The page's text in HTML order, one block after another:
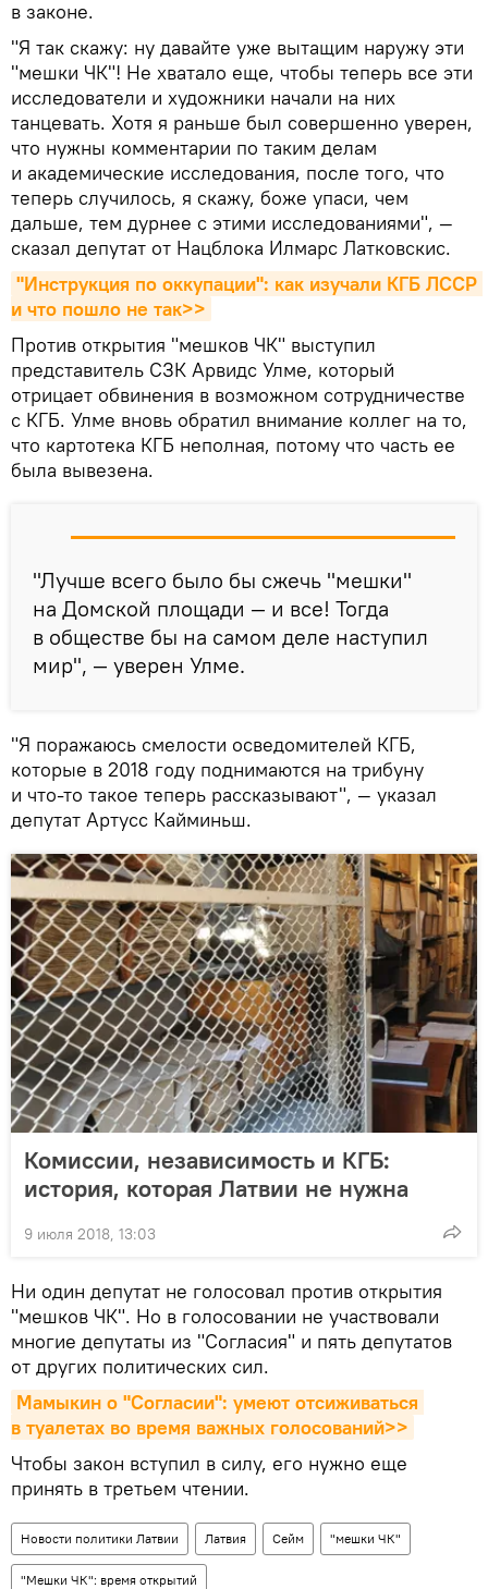
в законе.
"Я так скажу: ну давайте уже вытащим наружу эти
"мешки ЧК"! Не хватало еще, чтобы теперь все эти
исследователи и художники начали на них
танцевать. Хотя я раньше был совершенно уверен,
что нужны комментарии по таким делам
и академические исследования, после того, что
теперь случилось, я скажу, боже упаси, чем
дальше, тем дурнее с этими исследованиями", —
сказал депутат от Нацблока Илмарс Латковскис.
"Инструкция по оккупации": как изучали КГБ ЛССР
и что пошло не так>>
Против открытия "мешков ЧК" выступил
представитель СЗК Арвидс Улме, который
отрицает обвинения в возможном сотрудничестве
с КГБ. Улме вновь обратил внимание коллег на то,
что картотека КГБ неполная, потому что часть ее
была вывезена.
"Лучше всего было бы сжечь "мешки"
на Домской площади — и все! Тогда
в обществе бы на самом деле наступил
мир", — уверен Улме.
"Я поражаюсь смелости осведомителей КГБ,
которые в 2018 году поднимаются на трибуну
и что-то такое теперь рассказывают", — указал
депутат Артусс Кайминьш.
Комиссии, независимость и КГБ:
история, которая Латвии не нужна
9 июля 2018, 13:03
Ни один депутат не голосовал против открытия
"мешков ЧК". Но в голосовании не участвовали
многие депутаты из "Согласия" и пять депутатов
от других политических сил.
Мамыкин о "Согласии": умеют отсиживаться
в туалетах во время важных голосований>>
Чтобы закон вступил в силу, его нужно еще
принять в третьем чтении.
Новости политики Латвии Латвия Сейм "мешки ЧК"
"Мешки ЧК": время открытий